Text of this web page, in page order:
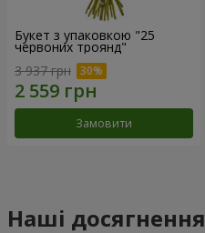
Букет з упаковкою "25
червоних троянд"
3 937 грн
Замовити
Наші досягнення